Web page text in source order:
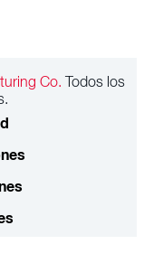
Co. Todos los